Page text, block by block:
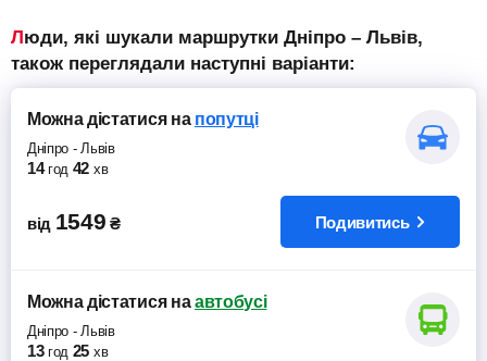
Люди, які шукали маршрутки Дніпро – Львів,
також переглядали наступні варіанти:
Можна дістатисяна попутці
Дніпро -Львів
14 год 42 хв
від 1549 ₴ Подивитись
Можна дістатисяна автобусі
Дніпро -Львів
13 год 25 хв